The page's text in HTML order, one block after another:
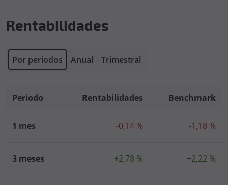
Rentabilidades
Por periodos Anual Trimestral
Periodo Rentabilidades Benchmark
1 mes -0,14 % -1,18 %
3 meses +2,78 % +2,22 %